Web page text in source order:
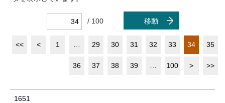
/ 100 移動
<< < 1 29 30 31 32 33 34 35
36 37 38 39 100 > >>
1651